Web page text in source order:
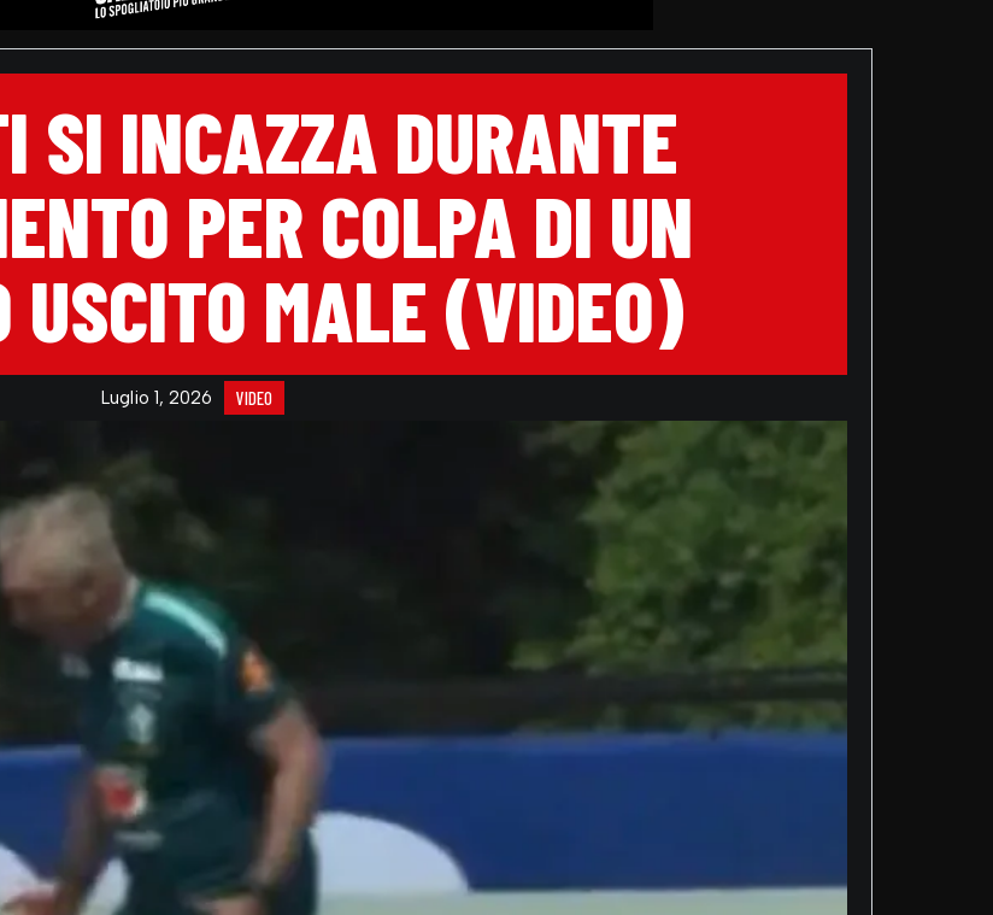
SI INCAZZA DURANTE
PER COLPA DI UN
USCITO MALE (VIDEO)
Luglio 1, 2026 VIDEO